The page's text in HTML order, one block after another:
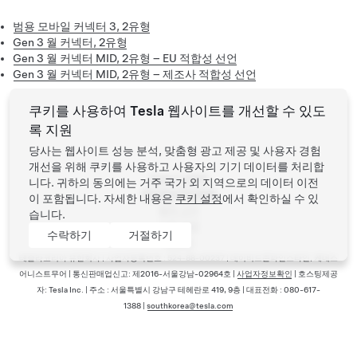
범용 모바일 커넥터 3, 2유형
Gen 3 월 커넥터, 2유형
Gen 3 월 커넥터 MID, 2유형 – EU 적합성 선언
Gen 3 월 커넥터 MID, 2유형 – 제조사 적합성 선언
바닥글 메뉴
Tesla ©2026
개인정보처리방침
새 소식
어니스트무어 | 통신판매업신고: 제2016-서울강남-02964호 | 사업자정보확인 | 호스팅제공
자: Tesla Inc. | 주소 : 서울특별시 강남구 테헤란로 419, 9층 | 대표전화 : 080-617-
1388 | southkorea@tesla.com
쿠키를 사용하여 Tesla 웹사이트를 개선할 수 있도
록 지원
당사는 웹사이트 성능 분석, 맞춤형 광고 제공 및 사용자 경험
개선을 위해 쿠키를 사용하고 사용자의 기기 데이터를 처리합
니다. 귀하의 동의에는 거주 국가 외 지역으로의 데이터 이전
이 포함됩니다. 자세한 내용은 쿠키 설정에서 확인하실 수 있
습니다.
수락하기
거절하기